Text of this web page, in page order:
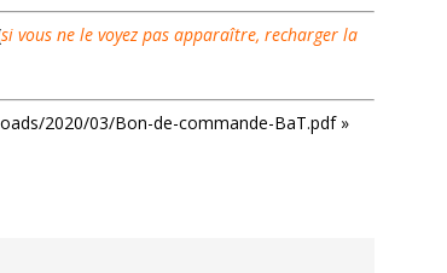
si vous ne le voyez pas apparaître, recharger la
2020/03/Bon-de-commande-BaT.pdf »